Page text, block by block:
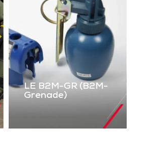
LE B2M-GR (B2M-
Grenade)